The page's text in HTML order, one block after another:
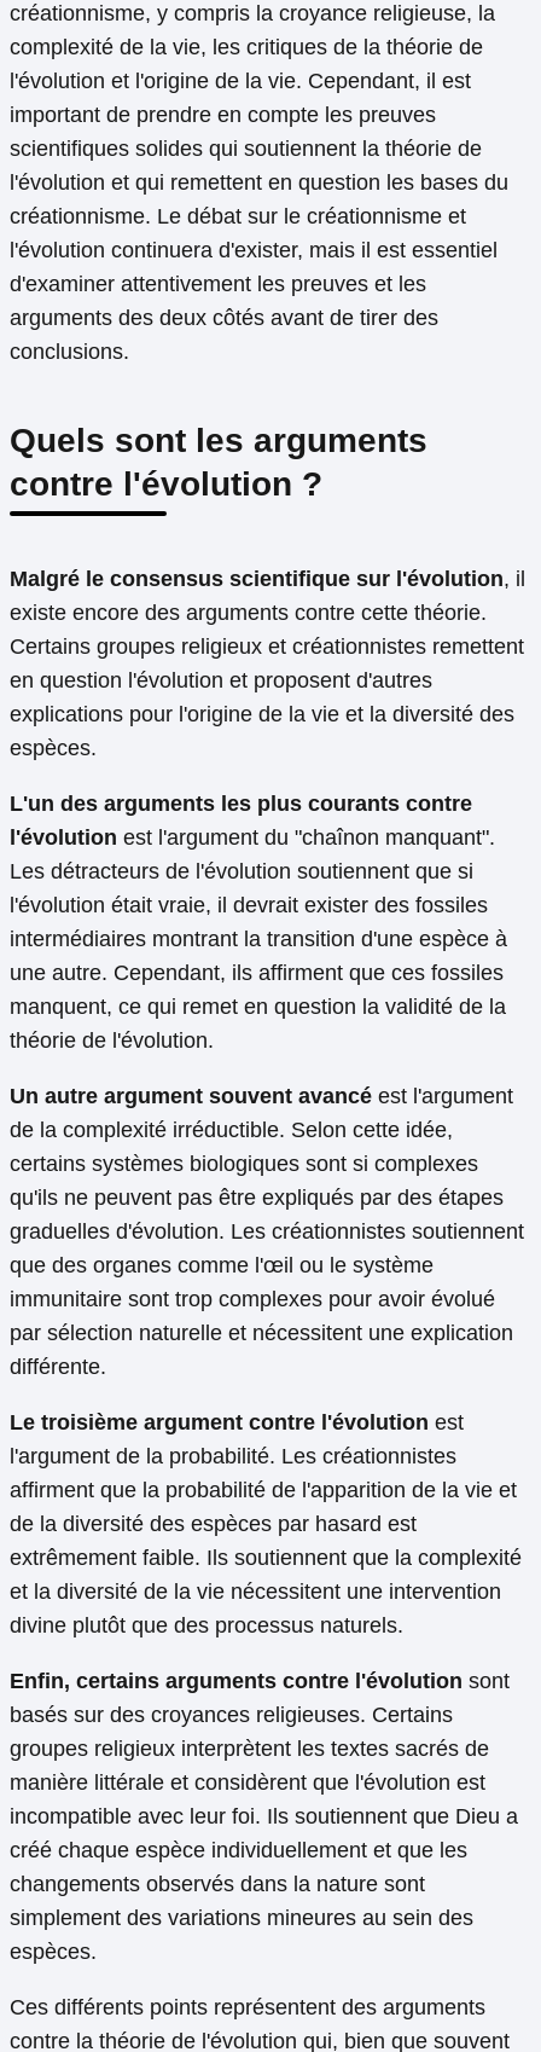
créationnisme, y compris la croyance religieuse, la
complexité de la vie, les critiques de la théorie de
l'évolution et l'origine de la vie. Cependant, il est
important de prendre en compte les preuves
scientifiques solides qui soutiennent la théorie de
l'évolution et qui remettent en question les bases du
créationnisme. Le débat sur le créationnisme et
l'évolution continuera d'exister, mais il est essentiel
d'examiner attentivement les preuves et les
arguments des deux côtés avant de tirer des
conclusions.
Quels sont les arguments
contre l'évolution ?
Malgré le consensus scientifique sur l'évolution, il
existe encore des arguments contre cette théorie.
Certains groupes religieux et créationnistes remettent
en question l'évolution et proposent d'autres
explications pour l'origine de la vie et la diversité des
espèces.
L'un des arguments les plus courants contre
l'évolution est l'argument du "chaînon manquant".
Les détracteurs de l'évolution soutiennent que si
l'évolution était vraie, il devrait exister des fossiles
intermédiaires montrant la transition d'une espèce à
une autre. Cependant, ils affirment que ces fossiles
manquent, ce qui remet en question la validité de la
théorie de l'évolution.
Un autre argument souvent avancé est l'argument
de la complexité irréductible. Selon cette idée,
certains systèmes biologiques sont si complexes
qu'ils ne peuvent pas être expliqués par des étapes
graduelles d'évolution. Les créationnistes soutiennent
que des organes comme l'œil ou le système
immunitaire sont trop complexes pour avoir évolué
par sélection naturelle et nécessitent une explication
différente.
Le troisième argument contre l'évolution est
l'argument de la probabilité. Les créationnistes
affirment que la probabilité de l'apparition de la vie et
de la diversité des espèces par hasard est
extrêmement faible. Ils soutiennent que la complexité
et la diversité de la vie nécessitent une intervention
divine plutôt que des processus naturels.
Enfin, certains arguments contre l'évolution sont
basés sur des croyances religieuses. Certains
groupes religieux interprètent les textes sacrés de
manière littérale et considèrent que l'évolution est
incompatible avec leur foi. Ils soutiennent que Dieu a
créé chaque espèce individuellement et que les
changements observés dans la nature sont
simplement des variations mineures au sein des
espèces.
Ces différents points représentent des arguments
contre la théorie de l'évolution qui, bien que souvent